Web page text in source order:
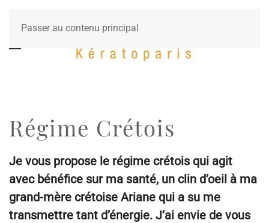
Passer au contenu principal
Régime Crétois
Je vous propose le régime crétois qui agit
avec bénéfice sur ma santé, un clin d’oeil à ma
grand-mère crétoise Ariane qui a su me
transmettre tant d’énergie. J’ai envie de vous